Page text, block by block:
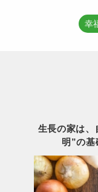
幸
生長の家は、
明”の基